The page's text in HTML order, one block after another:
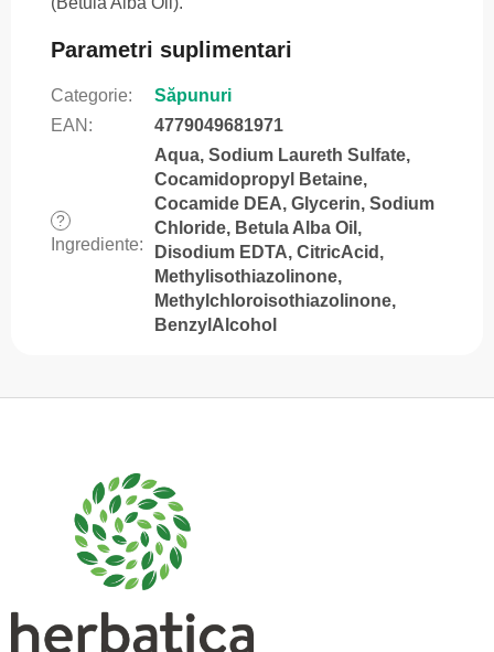
Parametri suplimentari
Categorie:
Săpunuri
EAN : 4779049681971
?
Ingrediente:
Aqua, Sodium Laureth Sulfate,
Cocamidopropyl Betaine,
Cocamide DEA, Glycerin, Sodium
Chloride, Betula Alba Oil,
Disodium EDTA, CitricAcid,
Methylisothiazolinone,
Methylchloroisothiazolinone,
BenzylAlcohol